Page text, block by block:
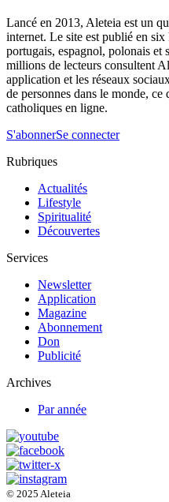
Lancé en 2013, Aleteia est un
internet. Le site est publié en six
portugais, espagnol, polonais et
millions de lecteurs consultent
application et les réseaux
de personnes dans le monde,
catholiques en ligne.
S'abonnerSe connecter
Rubriques
Actualités
Lifestyle
Spiritualité
Découvertes
Services
Newsletter
Application
Magazine
Abonnement
Don
Publicité
Archives
Par année
© 2025 Aleteia